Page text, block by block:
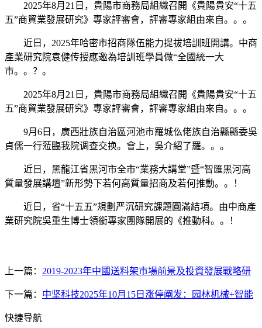
2025年8月21日，貴陽市商務局組織召開《貴陽貴安“十五
五”商貿業發展研究》專家評審會，評審專家組由來自。。。
近日，2025年哈密市招商隊伍能力提拔培訓班開講。中商
產業研究院袁健传授應邀為培訓班學員做“全國統一大
市。。？。
2025年8月21日，貴陽市商務局組織召開《貴陽貴安“十五
五”商貿業發展研究》專家評審會，評審專家組由來自。。。
9月6日，廣西壯族自治區河池市羅城仫佬族自治縣縣委吳
貞儒一行蒞臨我院调查交换。會上，吳介紹了羅。。。
近日，黑龍江省黑河市全市“業務大講堂”暨“智匯黑河高
質量發展講壇”新形勢下若何高質量招商及若何推動。。！
近日，省“十五五”規劃严沉研究課題圓滿結項。由中商產
業研究院吳重生博士領銜專家團隊開展的《推動科。。！
上一篇： 2019-2023年中國送料架市場前景及投資發展戰略研
下一篇： 中坚科技2025年10月15日涨停阐发：园林机械+智能
快捷导航